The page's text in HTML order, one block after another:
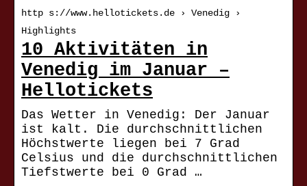
http s://www.hellotickets.de › Venedig ›
Highlights
10 Aktivitäten in
Venedig im Januar –
Hellotickets
Das Wetter in Venedig: Der Januar
ist kalt. Die durchschnittlichen
Höchstwerte liegen bei 7 Grad
Celsius und die durchschnittlichen
Tiefstwerte bei 0 Grad …